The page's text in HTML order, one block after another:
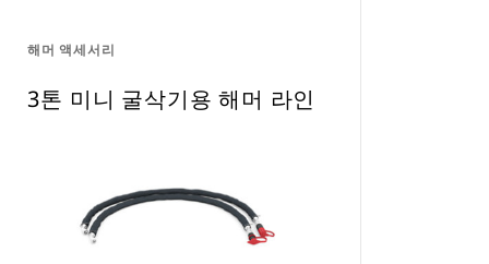
해머 액세서리
3톤 미니 굴삭기용 해머 라인